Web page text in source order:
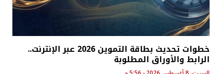
خطوات تحديث بطاقة التموين 2026 عبر الإنترنت..
الرابط والأوراق المطلوبة